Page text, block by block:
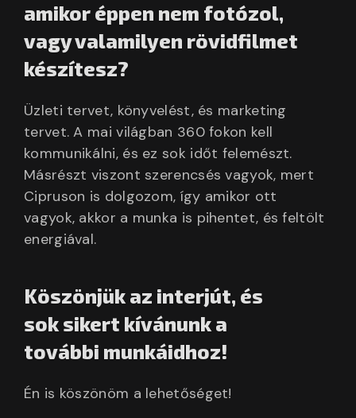
amikor éppen nem fotózol,
vagy valamilyen rövidfilmet
készítesz?
Üzleti tervet, könyvelést, és marketing
tervet. A mai világban 360 fokon kell
kommunikálni, és ez sok időt felemészt.
Másrészt viszont szerencsés vagyok, mert
Cipruson is dolgozom, így amikor ott
vagyok, akkor a munka is pihentet, és feltölt
energiával.
Köszönjük az interjút, és
sok sikert kívánunk a
további munkáidhoz!
Én is köszönöm a lehetőséget!